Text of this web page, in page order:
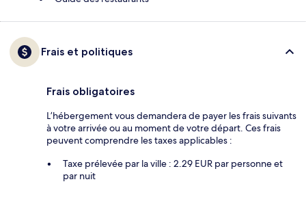
Frais et politiques
Frais obligatoires
L’hébergement vous demandera de payer les frais suivants
à votre arrivée ou au moment de votre départ. Ces frais
peuvent comprendre les taxes applicables :
Taxe prélevée par la ville : 2.29 EUR par personne et
par nuit